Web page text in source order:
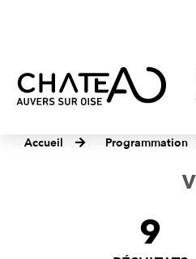
Accueil Programmation
FILTRER
9